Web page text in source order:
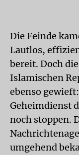
Die Feinde
Lautlos,
bereit. Doch
Islamischen
ebenso
Geheimdienst
noch stoppen.
umgehend